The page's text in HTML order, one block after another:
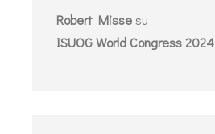
Robert Missesu
ISUOG World Congress 2024